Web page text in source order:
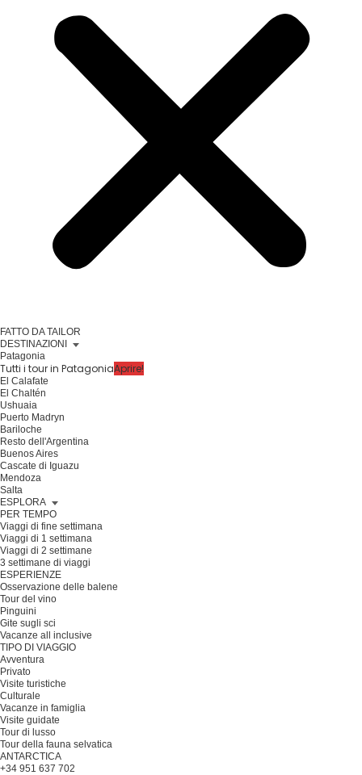
FATTO DA TAILOR
DESTINAZIONI
Patagonia
Tutti i tour in PatagoniaAprire!
El Calafate
El Chaltén
Ushuaia
Puerto Madryn
Bariloche
Resto dell'Argentina
Buenos Aires
Cascate di Iguazu
Mendoza
Salta
ESPLORA
PER TEMPO
Viaggi di fine settimana
Viaggi di 1 settimana
Viaggi di 2 settimane
3 settimane di viaggi
ESPERIENZE
Osservazione delle balene
Tour del vino
Pinguini
Gite sugli sci
Vacanze all inclusive
TIPO DI VIAGGIO
Avventura
Privato
Visite turistiche
Culturale
Vacanze in famiglia
Visite guidate
Tour di lusso
Tour della fauna selvatica
ANTARCTICA
+34 951 637 702